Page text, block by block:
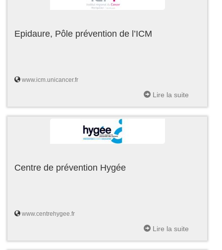
Epidaure, Pôle prévention de l’ICM
www.icm.unicancer.fr
Lire la suite
Centre de prévention Hygée
www.centrehygee.fr
Lire la suite